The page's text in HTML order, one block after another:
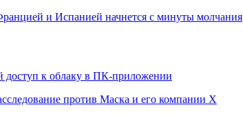
и Испанией начнется с минуты молчания
доступ к облаку в ПК-приложении
против Маска и его компании X